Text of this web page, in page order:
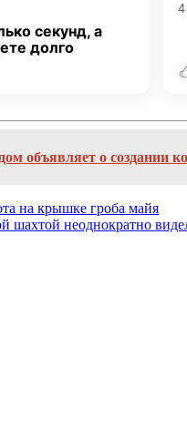
секунд, а
долго
объявляет о создании
на крышке гроба майя
шахтой неоднократно